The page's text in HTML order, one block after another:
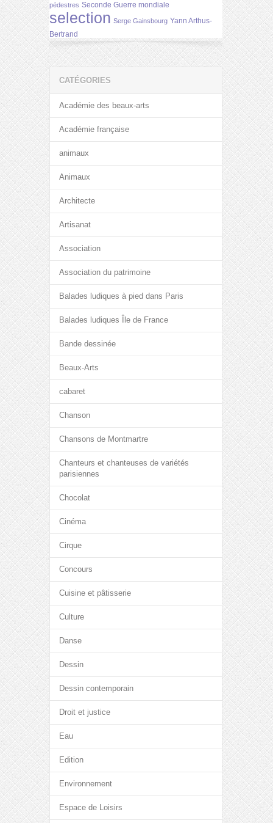
pédestres Seconde Guerre mondiale
selection Serge Gainsbourg Yann Arthus-
Bertrand
CATÉGORIES
Académie des beaux-arts
Académie française
animaux
Animaux
Architecte
Artisanat
Association
Association du patrimoine
Balades ludiques à pied dans Paris
Balades ludiques Île de France
Bande dessinée
Beaux-Arts
cabaret
Chanson
Chansons de Montmartre
Chanteurs et chanteuses de variétés
parisiennes
Chocolat
Cinéma
Cirque
Concours
Cuisine et pâtisserie
Culture
Danse
Dessin
Dessin contemporain
Droit et justice
Eau
Edition
Environnement
Espace de Loisirs